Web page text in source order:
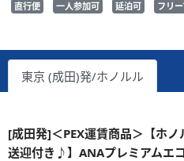
直行便 一人参加可 延泊可 フリ
東京 (成田)発/ホノルル
[成田発]＜PEX運賃商品＞【ホ
送迎付き♪】ANAプレミアムエ